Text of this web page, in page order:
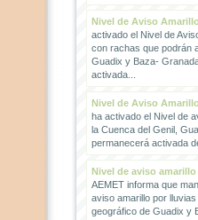
Nivel de Aviso
activado el Nivel de
con rachas que podrán
Guadix y Baza-
activada...
Nivel de Aviso
ha activado el Nivel de
la Cuenca del Genil,
permanecerá activada
Nivel de aviso
AEMET informa que
aviso amarillo por
geográfico de Guadix y